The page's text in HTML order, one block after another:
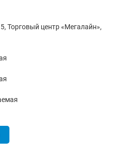
Торговый центр «Мегалайн»,